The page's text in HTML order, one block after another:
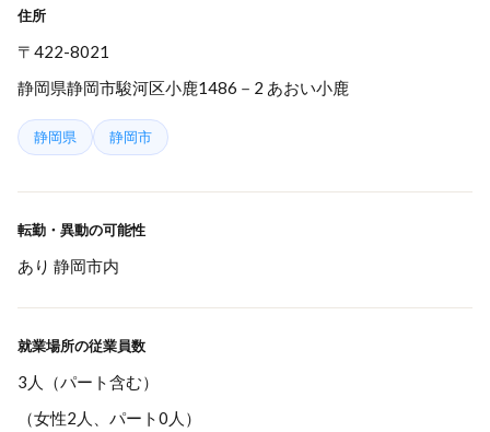
住所
〒422-8021
静岡県静岡市駿河区小鹿1486－2 あおい小鹿
静岡県 静岡市
転勤・異動の可能性
あり 静岡市内
就業場所の従業員数
3人（パート含む）
（女性2人、パート0人）